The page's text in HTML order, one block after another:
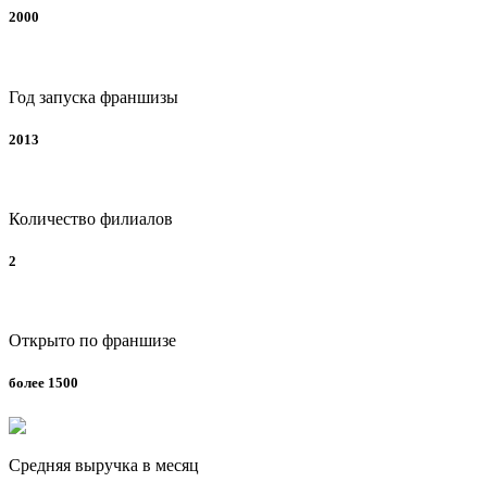
2000
Год запуска франшизы
2013
Количество филиалов
2
Открыто по франшизе
более 1500
Средняя выручка в месяц